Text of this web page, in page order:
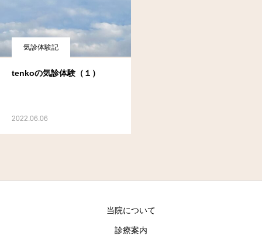
気診体験記
tenkoの気診体験（１）
2022.06.06
当院について
診療案内